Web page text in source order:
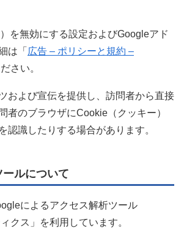
を無効にする設定およびGoogleアド
は「 広告 – ポリシーと規約 –
さい。
および宣伝を提供し、訪問者から直接
者のブラウザにCookie（クッキー）
認識したりする場合があります。
ルについて
によるアクセス解析ツール
クス」を利用しています。